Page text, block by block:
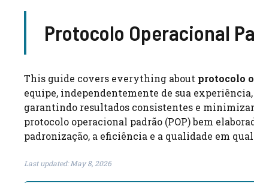
Protocolo Operacional
This guide covers everything about protocolo
equipe, independentemente de sua
garantindo resultados consistentes e
protocolo operacional padrão (POP) bem
padronização, a eficiência e a qualidade em
Last updated: May 8, 2026